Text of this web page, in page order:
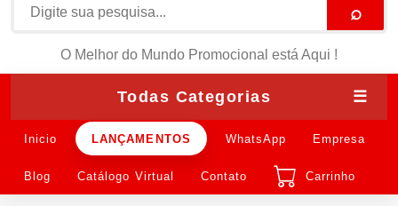
⌕
O Melhor do Mundo Promocional está Aqui !
Todas Categorias ☰
Inicio LANÇAMENTOS WhatsApp Empresa
Blog Catálogo Virtual Contato Carrinho